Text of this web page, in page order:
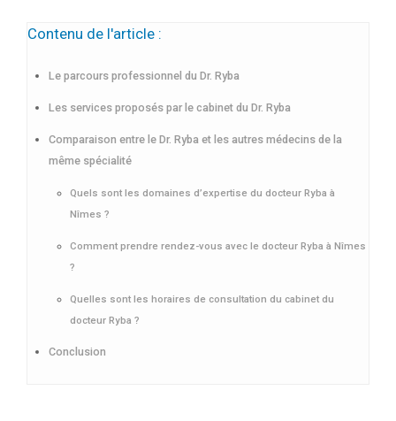
Contenu de l'article :
Le parcours professionnel du Dr. Ryba
Les services proposés par le cabinet du Dr. Ryba
Comparaison entre le Dr. Ryba et les autres médecins de la
même spécialité
Quels sont les domaines d’expertise du docteur Ryba à
Nîmes ?
Comment prendre rendez-vous avec le docteur Ryba à Nîmes
?
Quelles sont les horaires de consultation du cabinet du
docteur Ryba ?
Conclusion